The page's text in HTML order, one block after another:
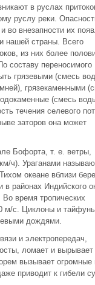
в руслах
руслу реки.
во внезапности их
нашей страны. Всего
из них более
составу переносимого
грязевыми (смесь
грязекаменными
(смесь
течения селевого
заторов она может
Бофорта, т. е. ветры,
ч). Ураганами
океане вблизи
районах Индийского
время тропических
м/с. Циклоны и
дождями.
и электропередач,
ломает и вырывает
вызывает
приводит к гибели